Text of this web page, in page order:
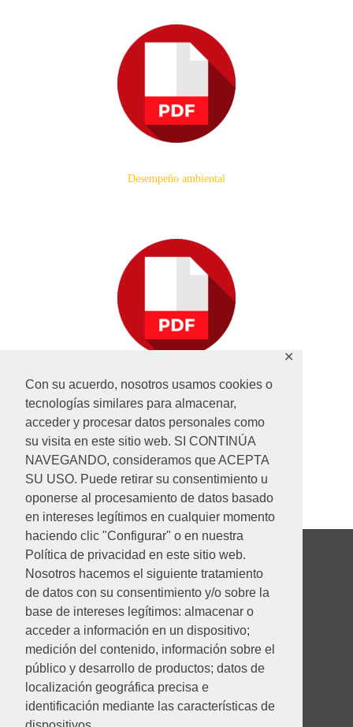
Con su acuerdo, nosotros usamos cookies o
tecnologías similares para almacenar,
acceder y procesar datos personales como
su visita en este sitio web. SI CONTINÚA
NAVEGANDO, consideramos que ACEPTA
SU USO. Puede retirar su consentimiento u
oponerse al procesamiento de datos basado
en intereses legítimos en cualquier momento
haciendo clic "Configurar" o en nuestra
Política de privacidad en este sitio web.
Nosotros hacemos el siguiente tratamiento
de datos con su consentimiento y/o sobre la
base de intereses legítimos: almacenar o
acceder a información en un dispositivo;
medición del contenido, información sobre el
público y desarrollo de productos; datos de
localización geográfica precisa e
identificación mediante las características de
✕
Desempeño ambiental
Código de conducta
Desempeño ambiental